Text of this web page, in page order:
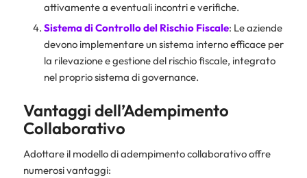
attivamente a eventuali incontri e verifiche.
Sistema di Controllo del Rischio Fiscale: Le aziende
devono implementare un sistema interno efficace per
la rilevazione e gestione del rischio fiscale, integrato
nel proprio sistema di governance.
Vantaggi dell’Adempimento
Collaborativo
Adottare il modello di adempimento collaborativo offre
numerosi vantaggi: